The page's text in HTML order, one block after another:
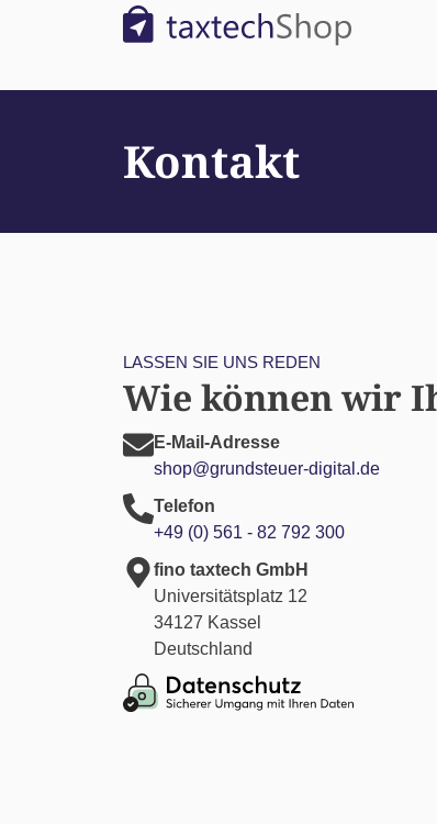
Kontakt
LASSEN SIE UNS REDEN
Wie können wir
E-Mail-Adresse
shop@grundsteuer-digital.de
Telefon
+49 (0) 561 - 82 792 300
fino taxtech GmbH
Universitätsplatz 12
34127 Kassel
Deutschland